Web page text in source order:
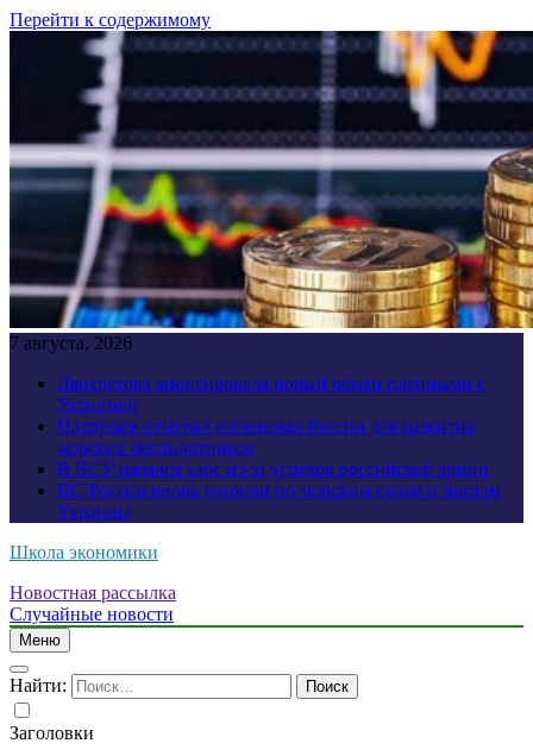
Перейти к содержимому
7 августа, 2026
Лантратова анонсировала новый обмен пленными с
Украиной
Патрушев отметил потенциал России для развития
морских беспилотников
В ВСУ начался хаос из-за успехов российской армии
ВС России вновь ударили по морским судам и портам
Украины
Школа экономики
Новостная рассылка
Случайные новости
Меню
Найти:
Заголовки